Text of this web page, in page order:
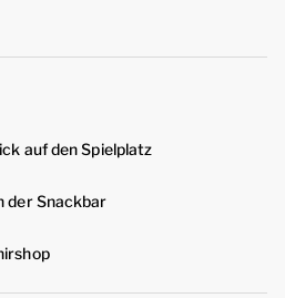
auf den Spielplatz
der Snackbar